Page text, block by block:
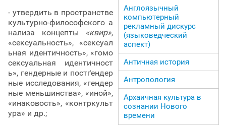
- утвердить в пространстве
культурно-философского а
нализа концепты
«квир»,
«сексуальность», «сексуал
ьная идентичность», «гомо
сексуальная идентичност
ь», гендерные и постґендер
ные исследования, «гендер
ные меньшинства», «иной»,
«инаковость», «контркульт
ура» и др.;
Англоязычный
компьютерный
рекламный дискурс
(языковедческий
аспект)
Античная история
Антропология
Архаичная культура в
сознании Нового
времени